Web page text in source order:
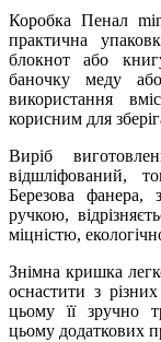
Коробка Пенал
практична
блокнот або
баночку меду
використання
корисним для
Виріб
відшліфований,
Березова фанера,
ручкою,
міцністю,
Знімна кришка
оснастити з
цьому її зручно
цьому додаткових